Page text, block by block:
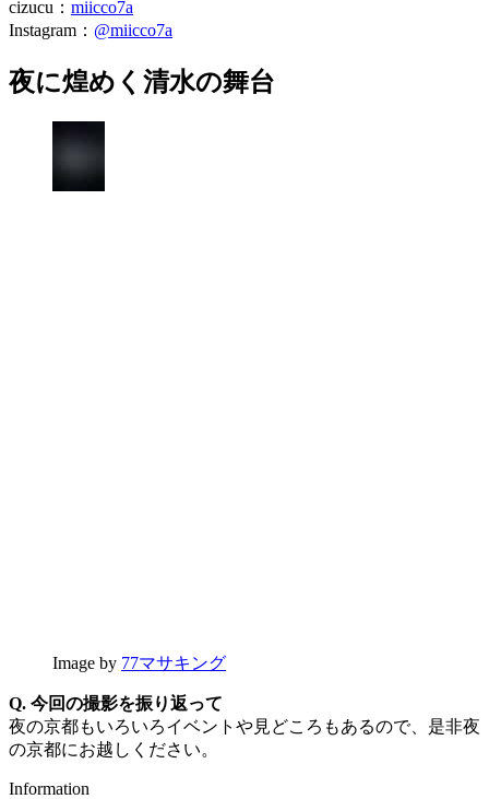
cizucu： miicco7a
Instagram： @miicco7a
夜に煌めく清水の舞台
Image by 77マサキング
Q. 今回の撮影を振り返って
夜の京都もいろいろイベントや見どころもあるので、是非夜
の京都にお越しください。
Information